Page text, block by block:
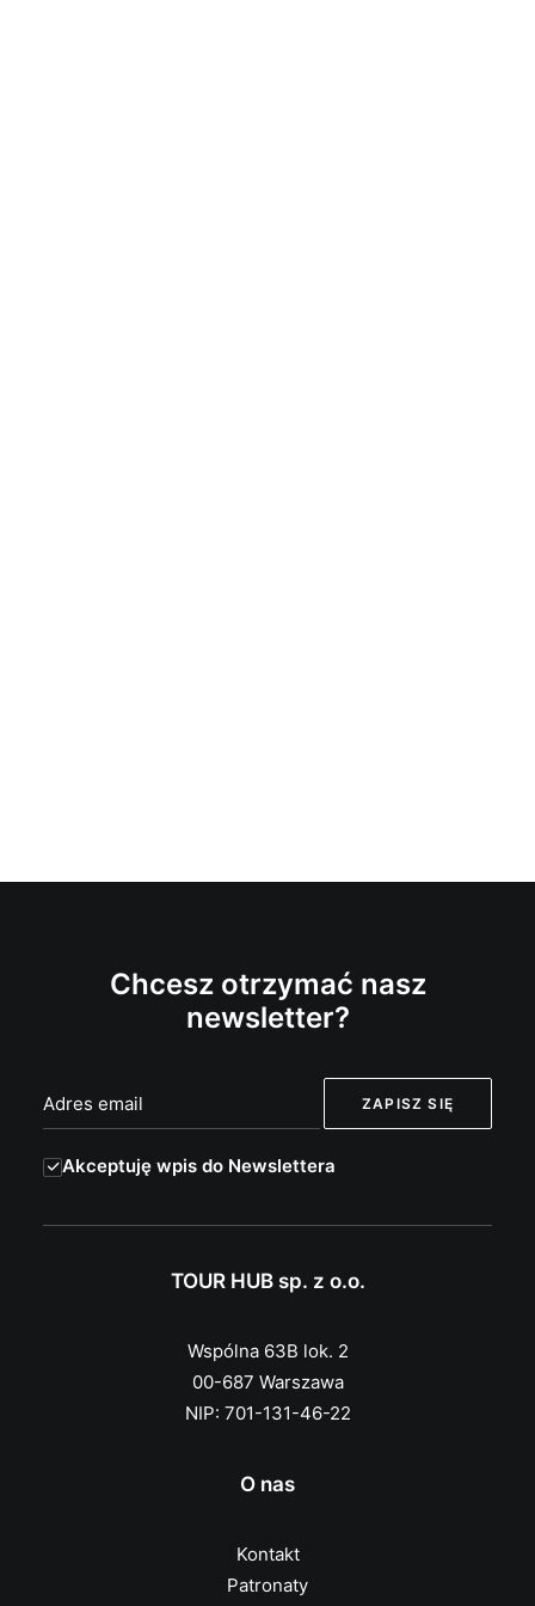
Chcesz otrzymać nasz
newsletter?
Akceptuję wpis do Newslettera
TOUR HUB sp. z o.o.
Wspólna 63B lok. 2
00-687 Warszawa
NIP: 701-131-46-22
O nas
Kontakt
Patronaty